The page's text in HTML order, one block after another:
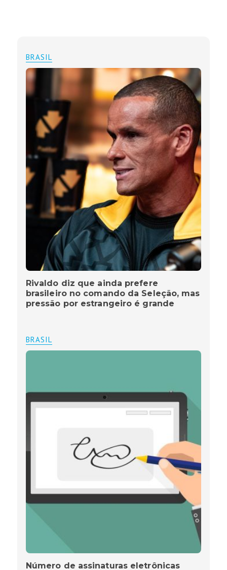
BRASIL
Rivaldo diz que ainda prefere
brasileiro no comando da Seleção, mas
pressão por estrangeiro é grande
BRASIL
Número de assinaturas eletrônicas